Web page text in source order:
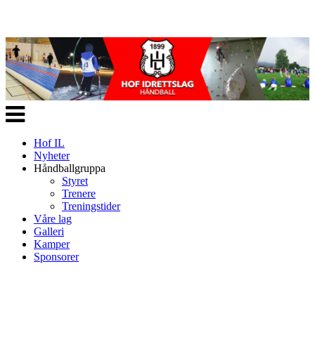
Veksle
navigasjon
Hof IL
Nyheter
Håndballgruppa
Styret
Trenere
Treningstider
Våre lag
Galleri
Kamper
Sponsorer